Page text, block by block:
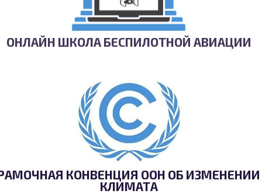
ОНЛАЙН ШКОЛА БЕСПИЛОТНОЙ АВИАЦИИ
КОНВЕНЦИЯ ООН ОБ ИЗМЕНЕНИИ
КЛИМАТА